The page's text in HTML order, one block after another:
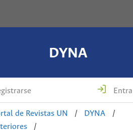
DYNA
de Revistas UN / DYNA
/
/